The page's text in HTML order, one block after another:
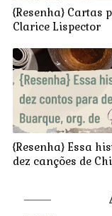
{Resenha} Cartas
Clarice Lispector
{Resenha} Essa
dez canções de